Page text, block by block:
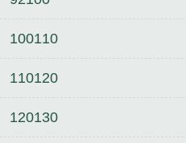
100110
110120
120130